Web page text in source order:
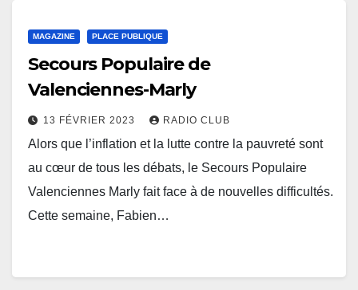
MAGAZINE PLACE PUBLIQUE
Secours Populaire de
Valenciennes-Marly
13 FÉVRIER 2023 RADIO CLUB
Alors que l’inflation et la lutte contre la pauvreté sont
au cœur de tous les débats, le Secours Populaire
Valenciennes Marly fait face à de nouvelles difficultés.
Cette semaine, Fabien…